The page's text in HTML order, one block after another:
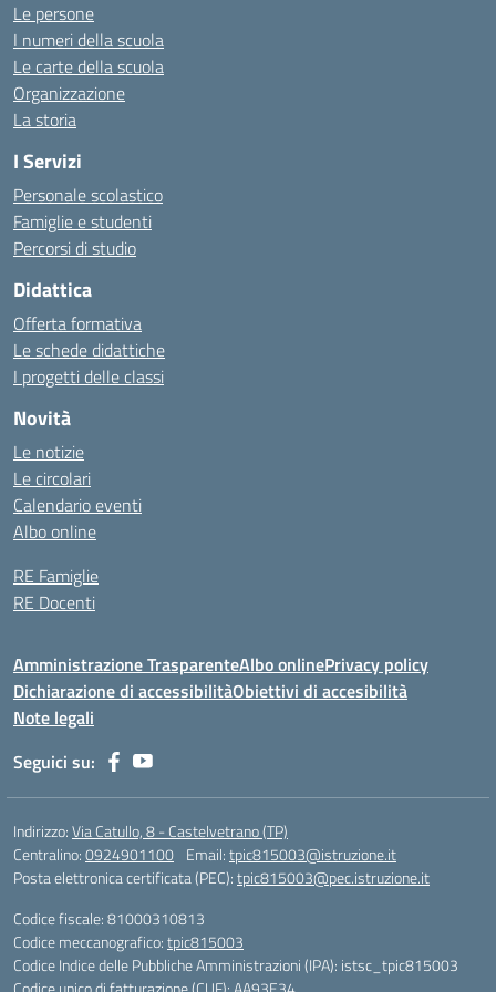
Le persone
I numeri della scuola
Le carte della scuola
Organizzazione
La storia
I Servizi
Personale scolastico
Famiglie e studenti
Percorsi di studio
Didattica
Offerta formativa
Le schede didattiche
I progetti delle classi
Novità
Le notizie
Le circolari
Calendario eventi
Albo online
RE Famiglie
RE Docenti
Amministrazione TrasparenteAlbo onlinePrivacy policy
Dichiarazione di accessibilitàObiettivi di accesibilità
Note legali
Seguici su:
Indirizzo:Via Catullo, 8 - Castelvetrano (TP)
Centralino:0924901100 Email:tpic815003@istruzione.it
Posta elettronica certificata (PEC):tpic815003@pec.istruzione.it
Codice fiscale: 81000310813
Codice meccanografico:tpic815003
Codice Indice delle Pubbliche Amministrazioni (IPA): istsc_tpic815003